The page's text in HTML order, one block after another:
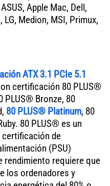
Apple Mac, Dell,
LG, Medion, MSI, Primux,
ATX 3.1 PCIe 5.1
certificación 80 PLUS®
PLUS® Bronze, 80
80 PLUS® Platinum, 80
80 PLUS® es un
certificación de
(PSU)
rendimiento requiere que
los ordenadores y